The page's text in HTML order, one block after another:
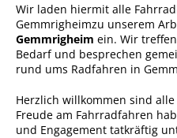
Wir laden hiermit alle
Gemmrigheimzu unserem
Gemmrigheim ein. Wir
Bedarf und besprechen
rund ums Radfahren in
Herzlich willkommen sind
Freude am Fahrradfahren
und Engagement tatkräftig